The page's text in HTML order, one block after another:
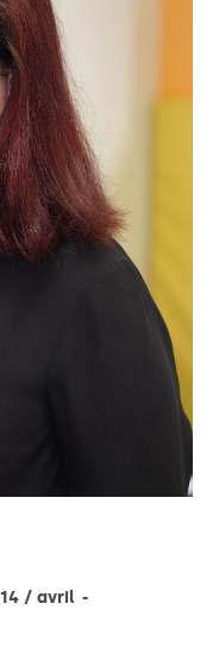
14 / avril